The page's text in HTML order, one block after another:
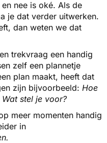
nee is oké. Als de
je dat verder uitwerken.
dan weten we dat
trekvraag een handig
zelf een plannetje
plan maakt, heeft dat
zijn bijvoorbeeld: Hoe
Wat stel je voor?
meer momenten handig
in
.